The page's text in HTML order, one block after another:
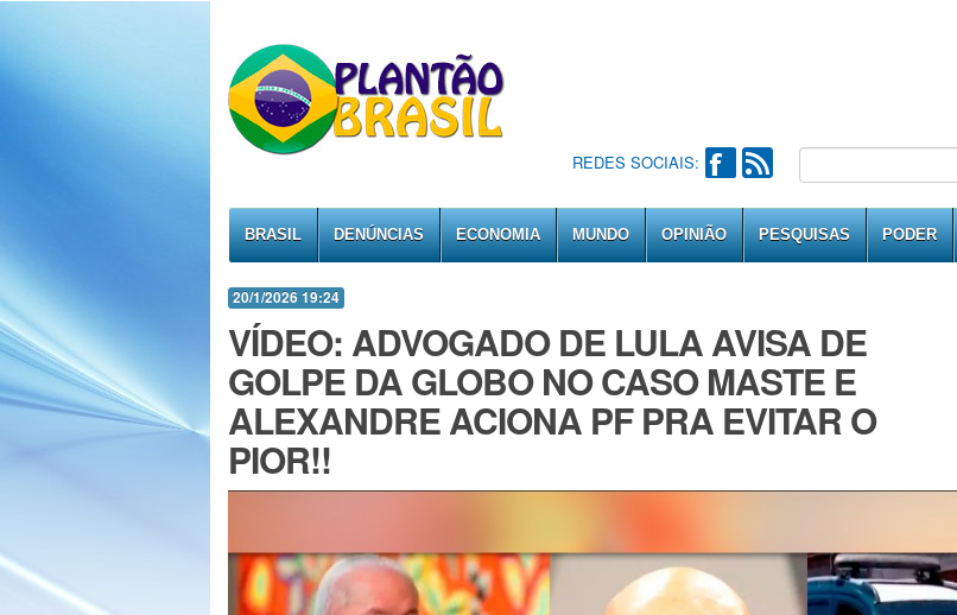
REDES SOCIAIS:
BRASIL DENÚNCIAS ECONOMIA MUNDO OPINIÃO PESQUISAS PODER
20/1/2026 19:24
VÍDEO: ADVOGADO DE LULA AVISA DE
GOLPE DA GLOBO NO CASO MASTE E
ALEXANDRE ACIONA PF PRA EVITAR O
PIOR!!